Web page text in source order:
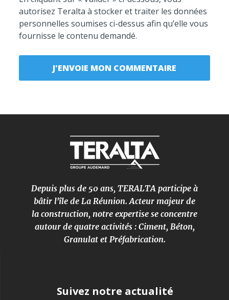
autorisez Teralta à stocker et traiter les données
personnelles soumises ci-dessus afin qu’elle vous
fournisse le contenu demandé.
Depuis plus de 50 ans, TERALTA participe à
bâtir l'île de La Réunion. Acteur majeur de
la construction, notre expertise se concentre
autour de quatre activités : Ciment, Béton,
Granulat et Préfabrication.
Suivez notre actualité